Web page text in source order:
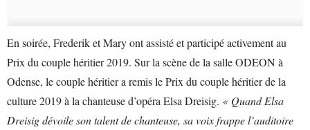
En soirée, Frederik et Mary ont assisté et participé activement au
Prix du couple héritier 2019. Sur la scène de la salle ODEON à
Odense, le couple héritier a remis le Prix du couple héritier de la
culture 2019 à la chanteuse d’opéra Elsa Dreisig. « Quand Elsa
Dreisig dévoile son talent de chanteuse, sa voix frappe l’auditoire